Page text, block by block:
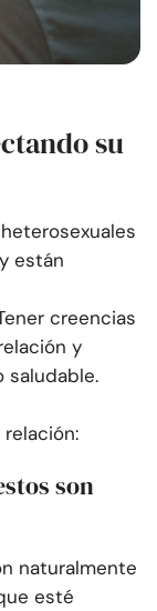
su
están
creencias
y
son
naturalmente
esté